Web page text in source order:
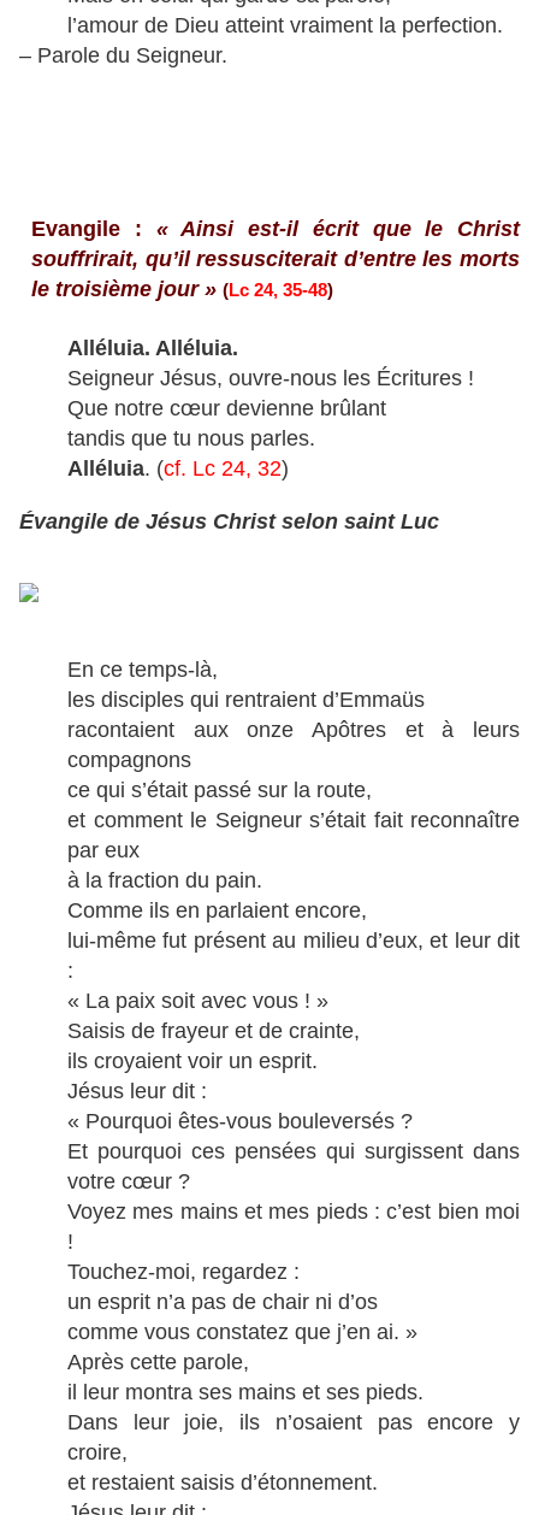
l’amour de Dieu atteint vraiment la perfection.
– Parole du Seigneur.
Evangile :
« Ainsi est-il écrit que le Christ
souffrirait, qu’il ressusciterait d’entre les morts
le troisième jour » (Lc 24, 35-48)
Alléluia. Alléluia.
Seigneur Jésus, ouvre-nous les Écritures !
Que notre cœur devienne brûlant
tandis que tu nous parles.
Alléluia. (cf. Lc 24, 32)
Évangile de Jésus Christ selon saint Luc
En ce temps-là,
les disciples qui rentraient d’Emmaüs
racontaient aux onze Apôtres et à leurs
compagnons
ce qui s’était passé sur la route,
et comment le Seigneur s’était fait reconnaître
par eux
à la fraction du pain.
Comme ils en parlaient encore,
lui-même fut présent au milieu d’eux, et leur dit
:
« La paix soit avec vous ! »
Saisis de frayeur et de crainte,
ils croyaient voir un esprit.
Jésus leur dit :
« Pourquoi êtes-vous bouleversés ?
Et pourquoi ces pensées qui surgissent dans
votre cœur ?
Voyez mes mains et mes pieds : c’est bien moi
!
Touchez-moi, regardez :
un esprit n’a pas de chair ni d’os
comme vous constatez que j’en ai. »
Après cette parole,
il leur montra ses mains et ses pieds.
Dans leur joie, ils n’osaient pas encore y
croire,
et restaient saisis d’étonnement.